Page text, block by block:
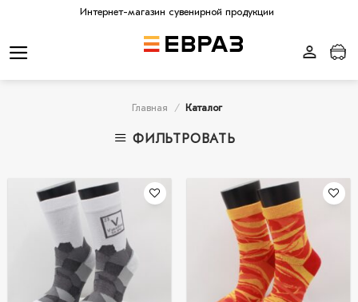
content
Интернет-магазин сувенирной продукции
Главная / Каталог
ФИЛЬТРОВАТЬ
избранное
избранное